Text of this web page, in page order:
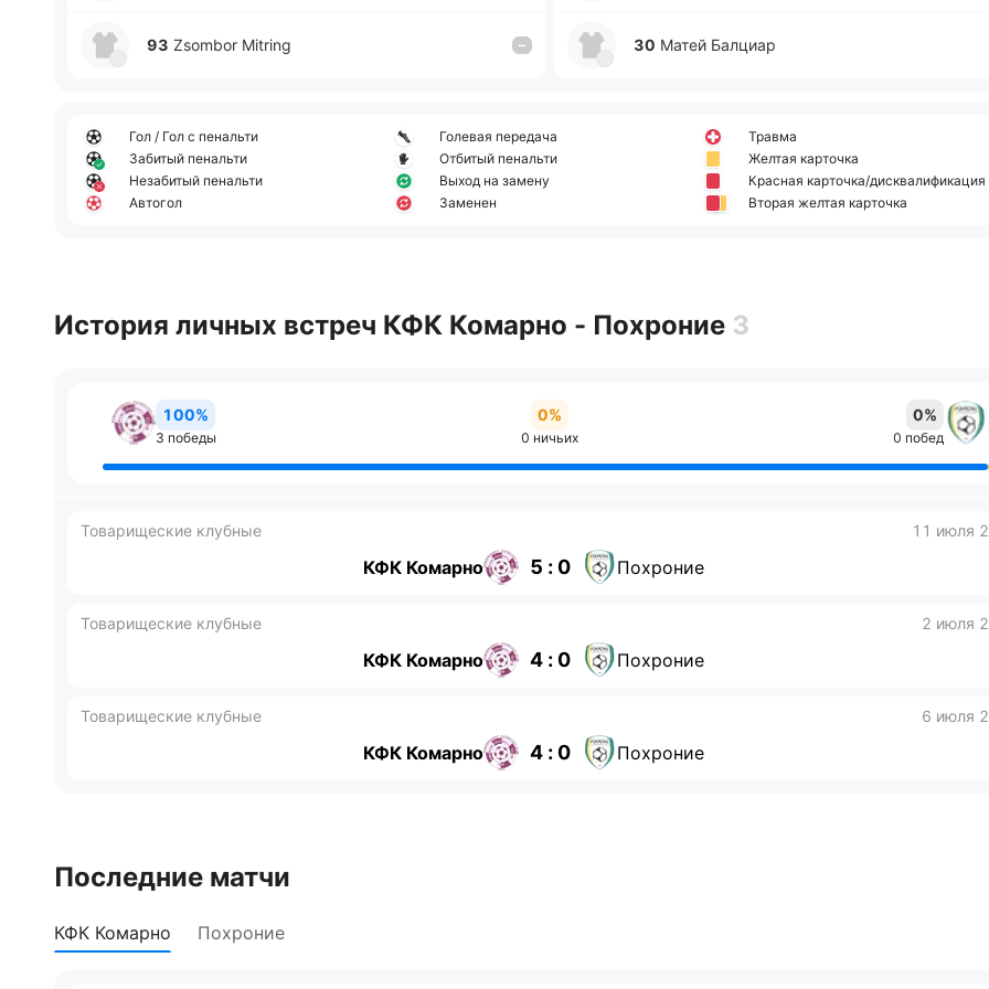
93 Zsombor Mitring – 30 Матей Ба­лциар
Гол / Гол с пенальти
Забитый пенальти
Незабитый пенальти
Автогол
Голевая передача
Отбитый пенальти
Выход на замену
Заменен
Травма
Желтая карточка
Красная карточка/дисквалификация
Вторая желтая карточка
История личных встреч КФК Комарно - Похроние 3
100%
3 победы
0%
0 ничьих
0%
0 побед
Товарищеские клубные 11 июля
КФК Комарно 5 : 0 Похроние
Товарищеские клубные 2 июля
КФК Комарно 4 : 0 Похроние
Товарищеские клубные 6 июля
КФК Комарно 4 : 0 Похроние
Последние матчи
КФК Комарно Похроние